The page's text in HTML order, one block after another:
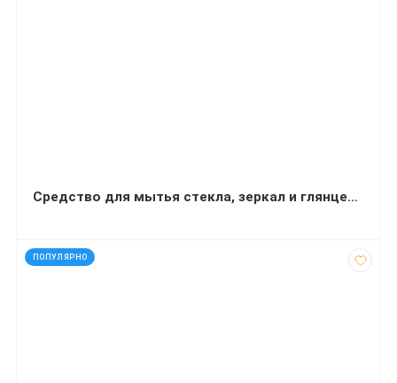
Средство для мытья стекла, зеркал и глянцевых поверхностей Balu Glass 500 мл
ПОПУЛЯРНО
код: 2478